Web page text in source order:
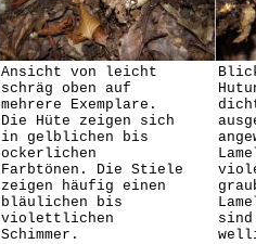
Ansicht von leicht
schräg oben auf
mehrere Exemplare.
Die Hüte zeigen sich
in gelblichen bis
ockerlichen
Farbtönen. Die Stiele
zeigen häufig einen
bläulichen bis
violettlichen
Schimmer.